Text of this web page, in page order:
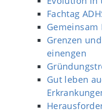
Fachtag
Gemeinsam
Grenzen
einengen
Gut leben